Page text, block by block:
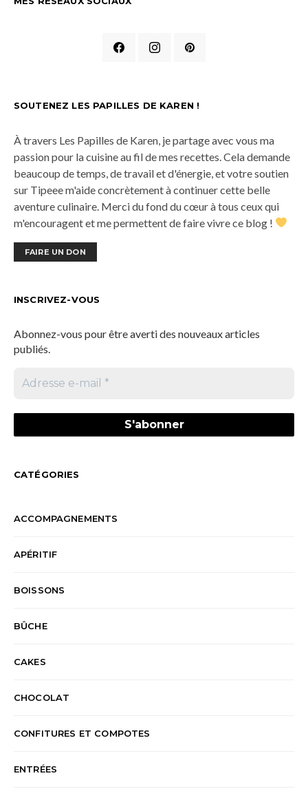
SOUTENEZ LES PAPILLES DE KAREN !
À travers Les Papilles de Karen, je partage avec vous ma
passion pour la cuisine au fil de mes recettes. Cela demande
beaucoup de temps, de travail et d'énergie, et votre soutien
sur Tipeee m'aide concrètement à continuer cette belle
aventure culinaire. Merci du fond du cœur à tous ceux qui
m'encouragent et me permettent de faire vivre ce blog !
FAIRE UN DON
INSCRIVEZ-VOUS
Abonnez-vous pour être averti des nouveaux articles
publiés.
CATÉGORIES
ACCOMPAGNEMENTS
APÉRITIF
BOISSONS
BÛCHE
CAKES
CHOCOLAT
CONFITURES ET COMPOTES
ENTRÉES